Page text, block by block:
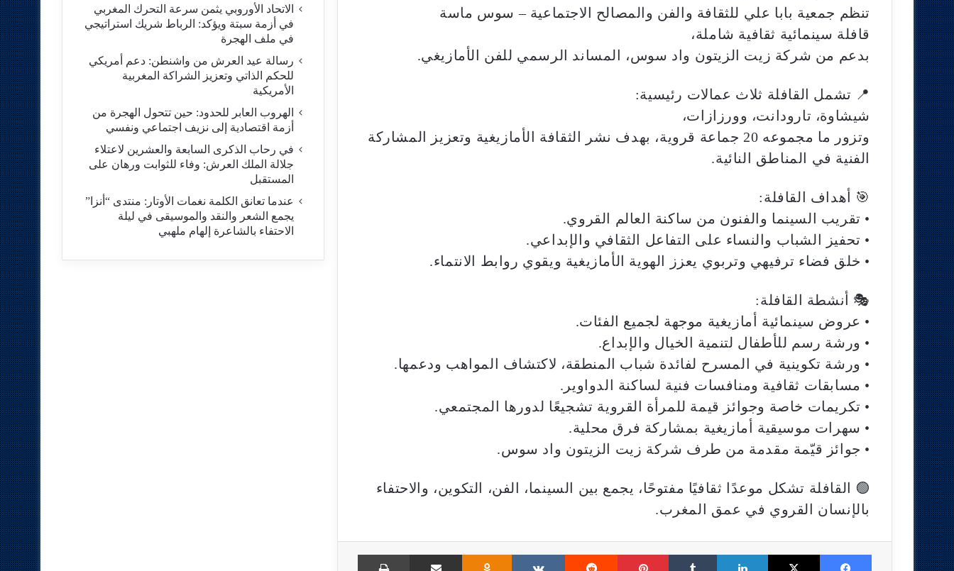
تنظم جمعية بابا علي للثقافة والفن والمصالح الاجتماعية – سوس ماسة
قافلة سينمائية ثقافية شاملة،
بدعم من شركة زيت الزيتون واد سوس، المساند الرسمي للفن الأمازيغي.
📍 تشمل القافلة ثلاث عمالات رئيسية:
شيشاوة، تارودانت، وورزازات،
وتزور ما مجموعه 20 جماعة قروية، بهدف نشر الثقافة الأمازيغية وتعزيز المشاركة
الفنية في المناطق النائية.
🎯 أهداف القافلة:
• تقريب السينما والفنون من ساكنة العالم القروي.
• تحفيز الشباب والنساء على التفاعل الثقافي والإبداعي.
• خلق فضاء ترفيهي وتربوي يعزز الهوية الأمازيغية ويقوي روابط الانتماء.
🎭 أنشطة القافلة:
• عروض سينمائية أمازيغية موجهة لجميع الفئات.
• ورشة رسم للأطفال لتنمية الخيال والإبداع.
• ورشة تكوينية في المسرح لفائدة شباب المنطقة، لاكتشاف المواهب ودعمها.
• مسابقات ثقافية ومنافسات فنية لساكنة الدواوير.
• تكريمات خاصة وجوائز قيمة للمرأة القروية تشجيعًا لدورها المجتمعي.
• سهرات موسيقية أمازيغية بمشاركة فرق محلية.
• جوائز قيّمة مقدمة من طرف شركة زيت الزيتون واد سوس.
🟢 القافلة تشكل موعدًا ثقافيًا مفتوحًا، يجمع بين السينما، الفن، التكوين، والاحتفاء
بالإنسان القروي في عمق المغرب.
Facebook
X
LinkedIn
Tumblr
Pinterest
Reddit
VKontakte
Odnoklassniki
Share via Email
Print
الاتحاد الأوروبي يثمن سرعة التحرك المغربي
في أزمة سبتة ويؤكد: الرباط شريك استراتيجي
في ملف الهجرة
رسالة عيد العرش من واشنطن: دعم أمريكي
للحكم الذاتي وتعزيز الشراكة المغربية
الأمريكية
​الهروب العابر للحدود: حين تتحول الهجرة من
أزمة اقتصادية إلى نزيف اجتماعي ونفسي
في رحاب الذكرى السابعة والعشرين لاعتلاء
جلالة الملك العرش: وفاء للثوابت ورهان على
المستقبل
​عندما تعانق الكلمة نغمات الأوتار: منتدى “أنزا”
يجمع الشعر والنقد والموسيقى في ليلة
الاحتفاء بالشاعرة إلهام ملهبي